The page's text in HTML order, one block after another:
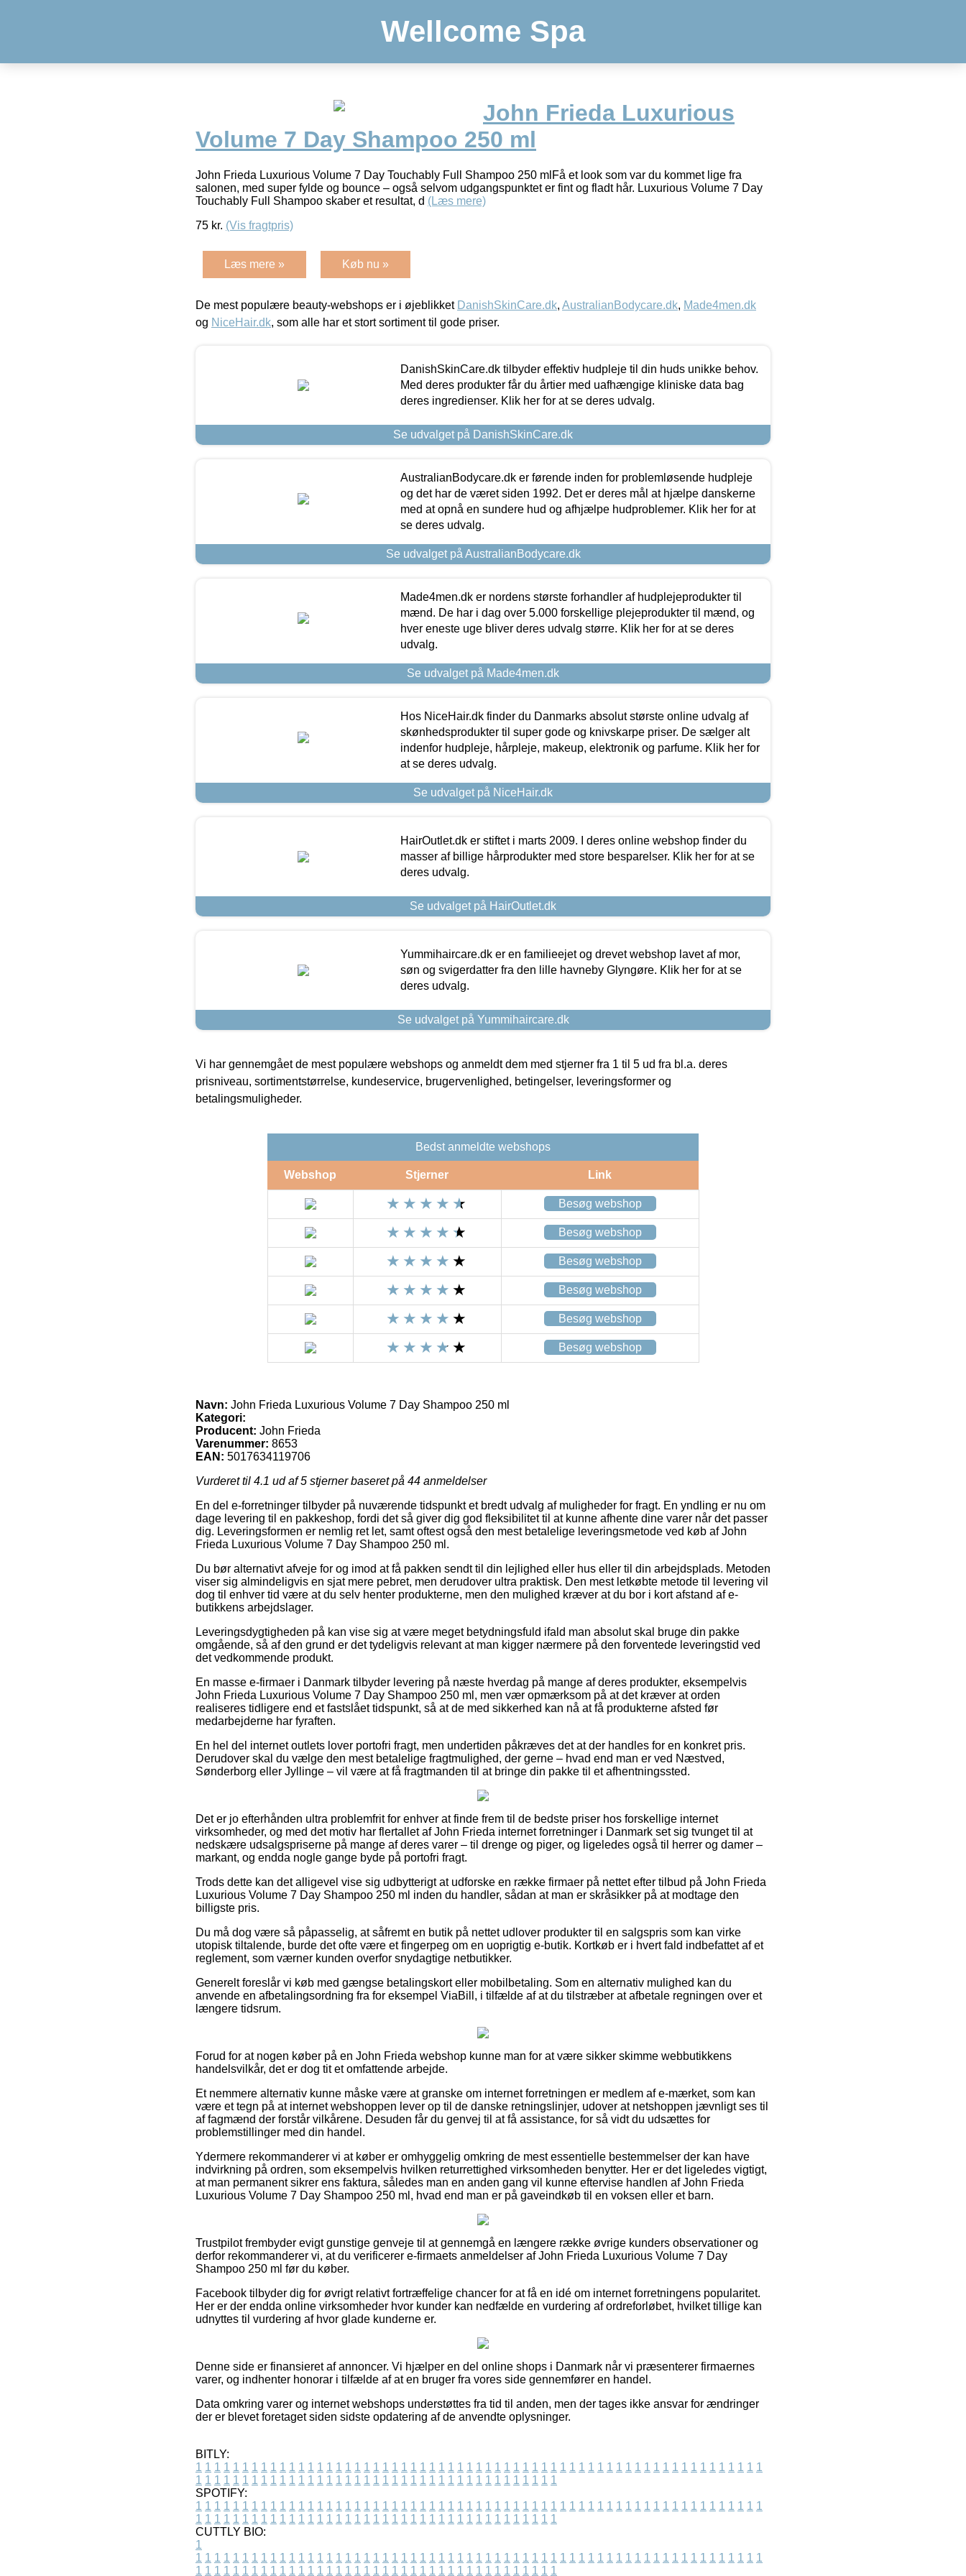
Wellcome Spa
John Frieda Luxurious
Volume 7 Day Shampoo 250 ml
John Frieda Luxurious Volume 7 Day Touchably Full Shampoo 250 mlFå et look som var du kommet lige fra
salonen, med super fylde og bounce – også selvom udgangspunktet er fint og fladt hår. Luxurious Volume 7 Day
Touchably Full Shampoo skaber et resultat, d (Læs mere)
75 kr. (Vis fragtpris)
Læs mere » Køb nu »
De mest populære beauty-webshops er i øjeblikket DanishSkinCare.dk, AustralianBodycare.dk, Made4men.dk
og NiceHair.dk, som alle har et stort sortiment til gode priser.
DanishSkinCare.dk tilbyder effektiv hudpleje til din huds unikke behov.
Med deres produkter får du årtier med uafhængige kliniske data bag
deres ingredienser. Klik her for at se deres udvalg.
Se udvalget på DanishSkinCare.dk
AustralianBodycare.dk er førende inden for problemløsende hudpleje
og det har de været siden 1992. Det er deres mål at hjælpe danskerne
med at opnå en sundere hud og afhjælpe hudproblemer. Klik her for at
se deres udvalg.
Se udvalget på AustralianBodycare.dk
Made4men.dk er nordens største forhandler af hudplejeprodukter til
mænd. De har i dag over 5.000 forskellige plejeprodukter til mænd, og
hver eneste uge bliver deres udvalg større. Klik her for at se deres
udvalg.
Se udvalget på Made4men.dk
Hos NiceHair.dk finder du Danmarks absolut største online udvalg af
skønhedsprodukter til super gode og knivskarpe priser. De sælger alt
indenfor hudpleje, hårpleje, makeup, elektronik og parfume. Klik her for
at se deres udvalg.
Se udvalget på NiceHair.dk
HairOutlet.dk er stiftet i marts 2009. I deres online webshop finder du
masser af billige hårprodukter med store besparelser. Klik her for at se
deres udvalg.
Se udvalget på HairOutlet.dk
Yummihaircare.dk er en familieejet og drevet webshop lavet af mor,
søn og svigerdatter fra den lille havneby Glyngøre. Klik her for at se
deres udvalg.
Se udvalget på Yummihaircare.dk
Vi har gennemgået de mest populære webshops og anmeldt dem med stjerner fra 1 til 5 ud fra bl.a. deres
prisniveau, sortimentstørrelse, kundeservice, brugervenlighed, betingelser, leveringsformer og
betalingsmuligheder.
Bedst anmeldte webshops
Webshop Stjerner Link
Besøg webshop
Besøg webshop
Besøg webshop
Besøg webshop
Besøg webshop
Besøg webshop
Navn: John Frieda Luxurious Volume 7 Day Shampoo 250 ml
Kategori:
Producent: John Frieda
Varenummer: 8653
EAN: 5017634119706
Vurderet til 4.1 ud af 5 stjerner baseret på 44 anmeldelser
En del e-forretninger tilbyder på nuværende tidspunkt et bredt udvalg af muligheder for fragt. En yndling er nu om
dage levering til en pakkeshop, fordi det så giver dig god fleksibilitet til at kunne afhente dine varer når det passer
dig. Leveringsformen er nemlig ret let, samt oftest også den mest betalelige leveringsmetode ved køb af John
Frieda Luxurious Volume 7 Day Shampoo 250 ml.
Du bør alternativt afveje for og imod at få pakken sendt til din lejlighed eller hus eller til din arbejdsplads. Metoden
viser sig almindeligvis en sjat mere pebret, men derudover ultra praktisk. Den mest letkøbte metode til levering vil
dog til enhver tid være at du selv henter produkterne, men den mulighed kræver at du bor i kort afstand af e-
butikkens arbejdslager.
Leveringsdygtigheden på kan vise sig at være meget betydningsfuld ifald man absolut skal bruge din pakke
omgående, så af den grund er det tydeligvis relevant at man kigger nærmere på den forventede leveringstid ved
det vedkommende produkt.
En masse e-firmaer i Danmark tilbyder levering på næste hverdag på mange af deres produkter, eksempelvis
John Frieda Luxurious Volume 7 Day Shampoo 250 ml, men vær opmærksom på at det kræver at orden
realiseres tidligere end et fastslået tidspunkt, så at de med sikkerhed kan nå at få produkterne afsted før
medarbejderne har fyraften.
En hel del internet outlets lover portofri fragt, men undertiden påkræves det at der handles for en konkret pris.
Derudover skal du vælge den mest betalelige fragtmulighed, der gerne – hvad end man er ved Næstved,
Sønderborg eller Jyllinge – vil være at få fragtmanden til at bringe din pakke til et afhentningssted.
Det er jo efterhånden ultra problemfrit for enhver at finde frem til de bedste priser hos forskellige internet
virksomheder, og med det motiv har flertallet af John Frieda internet forretninger i Danmark set sig tvunget til at
nedskære udsalgspriserne på mange af deres varer – til drenge og piger, og ligeledes også til herrer og damer –
markant, og endda nogle gange byde på portofri fragt.
Trods dette kan det alligevel vise sig udbytterigt at udforske en række firmaer på nettet efter tilbud på John Frieda
Luxurious Volume 7 Day Shampoo 250 ml inden du handler, sådan at man er skråsikker på at modtage den
billigste pris.
Du må dog være så påpasselig, at såfremt en butik på nettet udlover produkter til en salgspris som kan virke
utopisk tiltalende, burde det ofte være et fingerpeg om en uoprigtig e-butik. Kortkøb er i hvert fald indbefattet af et
reglement, som værner kunden overfor snydagtige netbutikker.
Generelt foreslår vi køb med gængse betalingskort eller mobilbetaling. Som en alternativ mulighed kan du
anvende en afbetalingsordning fra for eksempel ViaBill, i tilfælde af at du tilstræber at afbetale regningen over et
længere tidsrum.
Forud for at nogen køber på en John Frieda webshop kunne man for at være sikker skimme webbutikkens
handelsvilkår, det er dog tit et omfattende arbejde.
Et nemmere alternativ kunne måske være at granske om internet forretningen er medlem af e-mærket, som kan
være et tegn på at internet webshoppen lever op til de danske retningslinjer, udover at netshoppen jævnligt ses til
af fagmænd der forstår vilkårene. Desuden får du genvej til at få assistance, for så vidt du udsættes for
problemstillinger med din handel.
Ydermere rekommanderer vi at køber er omhyggelig omkring de mest essentielle bestemmelser der kan have
indvirkning på ordren, som eksempelvis hvilken returrettighed virksomheden benytter. Her er det ligeledes vigtigt,
at man permanent sikrer ens faktura, således man en anden gang vil kunne eftervise handlen af John Frieda
Luxurious Volume 7 Day Shampoo 250 ml, hvad end man er på gaveindkøb til en voksen eller et barn.
Trustpilot frembyder evigt gunstige genveje til at gennemgå en længere række øvrige kunders observationer og
derfor rekommanderer vi, at du verificerer e-firmaets anmeldelser af John Frieda Luxurious Volume 7 Day
Shampoo 250 ml før du køber.
Facebook tilbyder dig for øvrigt relativt fortræffelige chancer for at få en idé om internet forretningens popularitet.
Her er der endda online virksomheder hvor kunder kan nedfælde en vurdering af ordreforløbet, hvilket tillige kan
udnyttes til vurdering af hvor glade kunderne er.
Denne side er finansieret af annoncer. Vi hjælper en del online shops i Danmark når vi præsenterer firmaernes
varer, og indhenter honorar i tilfælde af at en bruger fra vores side gennemfører en handel.
Data omkring varer og internet webshops understøttes fra tid til anden, men der tages ikke ansvar for ændringer
der er blevet foretaget siden sidste opdatering af de anvendte oplysninger.
BITLY:
1 1 1 1 1 1 1 1 1 1 1 1 1 1 1 1 1 1 1 1 1 1 1 1 1 1 1 1 1 1 1 1 1 1 1 1 1 1 1 1 1 1 1 1 1 1 1 1 1 1 1 1 1 1 1 1 1 1 1 1 1
1 1 1 1 1 1 1 1 1 1 1 1 1 1 1 1 1 1 1 1 1 1 1 1 1 1 1 1 1 1 1 1 1 1 1 1 1 1 1
SPOTIFY:
1 1 1 1 1 1 1 1 1 1 1 1 1 1 1 1 1 1 1 1 1 1 1 1 1 1 1 1 1 1 1 1 1 1 1 1 1 1 1 1 1 1 1 1 1 1 1 1 1 1 1 1 1 1 1 1 1 1 1 1 1
1 1 1 1 1 1 1 1 1 1 1 1 1 1 1 1 1 1 1 1 1 1 1 1 1 1 1 1 1 1 1 1 1 1 1 1 1 1 1
CUTTLY BIO:
1
1 1 1 1 1 1 1 1 1 1 1 1 1 1 1 1 1 1 1 1 1 1 1 1 1 1 1 1 1 1 1 1 1 1 1 1 1 1 1 1 1 1 1 1 1 1 1 1 1 1 1 1 1 1 1 1 1 1 1 1 1
1 1 1 1 1 1 1 1 1 1 1 1 1 1 1 1 1 1 1 1 1 1 1 1 1 1 1 1 1 1 1 1 1 1 1 1 1 1 1